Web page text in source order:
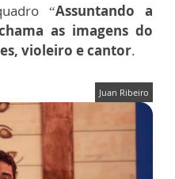
“Assuntando a
as imagens do
violeiro e cantor.
Juan Ribeiro